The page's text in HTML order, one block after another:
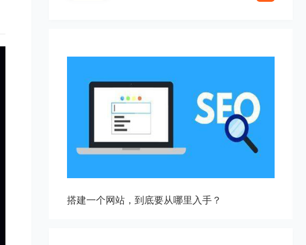
搭建一个网站，到底要从哪里入手？